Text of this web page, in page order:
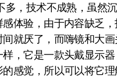
多，技术不成熟，虽然
体验，由于内容缺乏
就厌了，而嗨镜和大
，它是一款头戴显示
感觉，所以可以将它